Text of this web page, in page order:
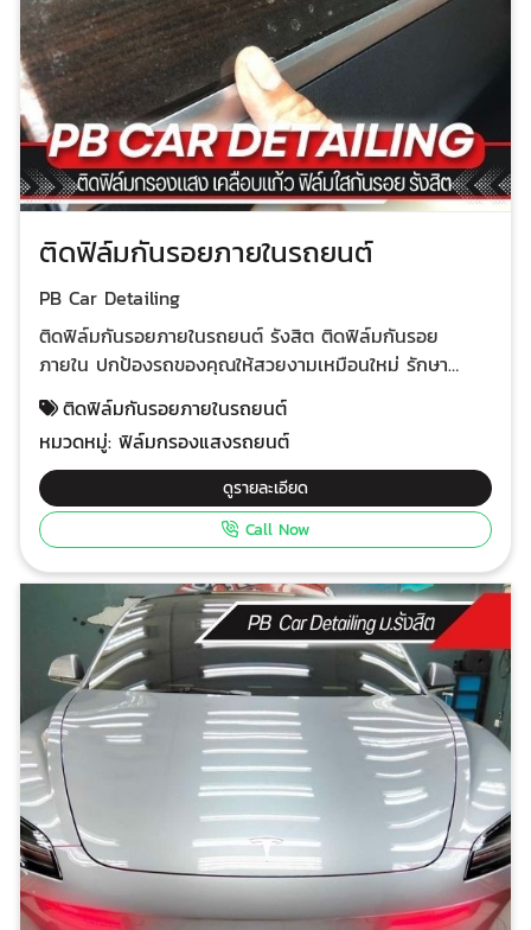
ติดฟิล์มกันรอยภายในรถยนต์
PB Car Detailing
ติดฟิล์มกันรอยภายในรถยนต์ รังสิต ติดฟิล์มกันรอย
ภายใน ปกป้องรถของคุณให้สวยงามเหมือนใหม่ รักษา
สภาพรถให้อยู่ในสภาพดี ช่วยยืดอายุการใช้งานของภายใน
รถ เพิ่มมูลค่าของรถ เมื่อต้องการขายรถ จะทำให้รถของ
คุณดูใหม่และน่าสนใจมากขึ้น ง่ายต่อการทำความ
สะอาด เพียงแค่ใช้ผ้าชุบน้ำเช็ดเบาๆ ทำไมต้องติดฟิล์มกัน
รอยภายในรถยนต์? ป้องกันรอยขีดข่วน จากเล็บ กุญแจ
หรือวัตถุมีคม ช่วยให้ภายในรถของคุณดูใหม่เสมอ ทนทาน
น้ำ จะเช็ดออกได้ง่าย เพิ่มความเงางาม ทำให้ภายในรถดู
สวยงาม และทันสมัย ป้องกันแสงสะท้อน ลดแสงสะท้อน
จากหน้าจอ ทำให้ขับขี่ปลอดภัยมากขึ้น ส่วนไหนของรถที่
ควรติดฟิล์มกันรอย? แผงคอนโซล ป้องกันรอยขีดข่วนจาก
การสัมผัส จอสัมผัส ป้องกันรอยนิ้วมือและรอยขีดข่วน
ประตู ป้องกันรอยขีดข่วนจากการเปิด-ปิดประตู ที่วาง
แก้ว ป้องกันรอยเปื้อนจากน้ำและของเหลว ฟิล์มกันรอย
ภายในรถยนต์มีอะไรบ้าง? ฟิล์มใส ให้ความใสสูง เหมาะ
สำหรับพื้นผิวที่ต้องการความโปร่งใส ฟิล์มด้าน ช่วยลดแสง
สะท้อน เหมาะสำหรับหน้าจอสัมผัส ฟิล์มลายคาร์บอน เพิ่ม
ความสปอร์ตให้กับภายในรถ
ติดฟิล์มกันรอยภายในรถยนต์
หมวดหมู่:ฟิล์มกรองแสงรถยนต์
ดูรายละเอียด
Call Now